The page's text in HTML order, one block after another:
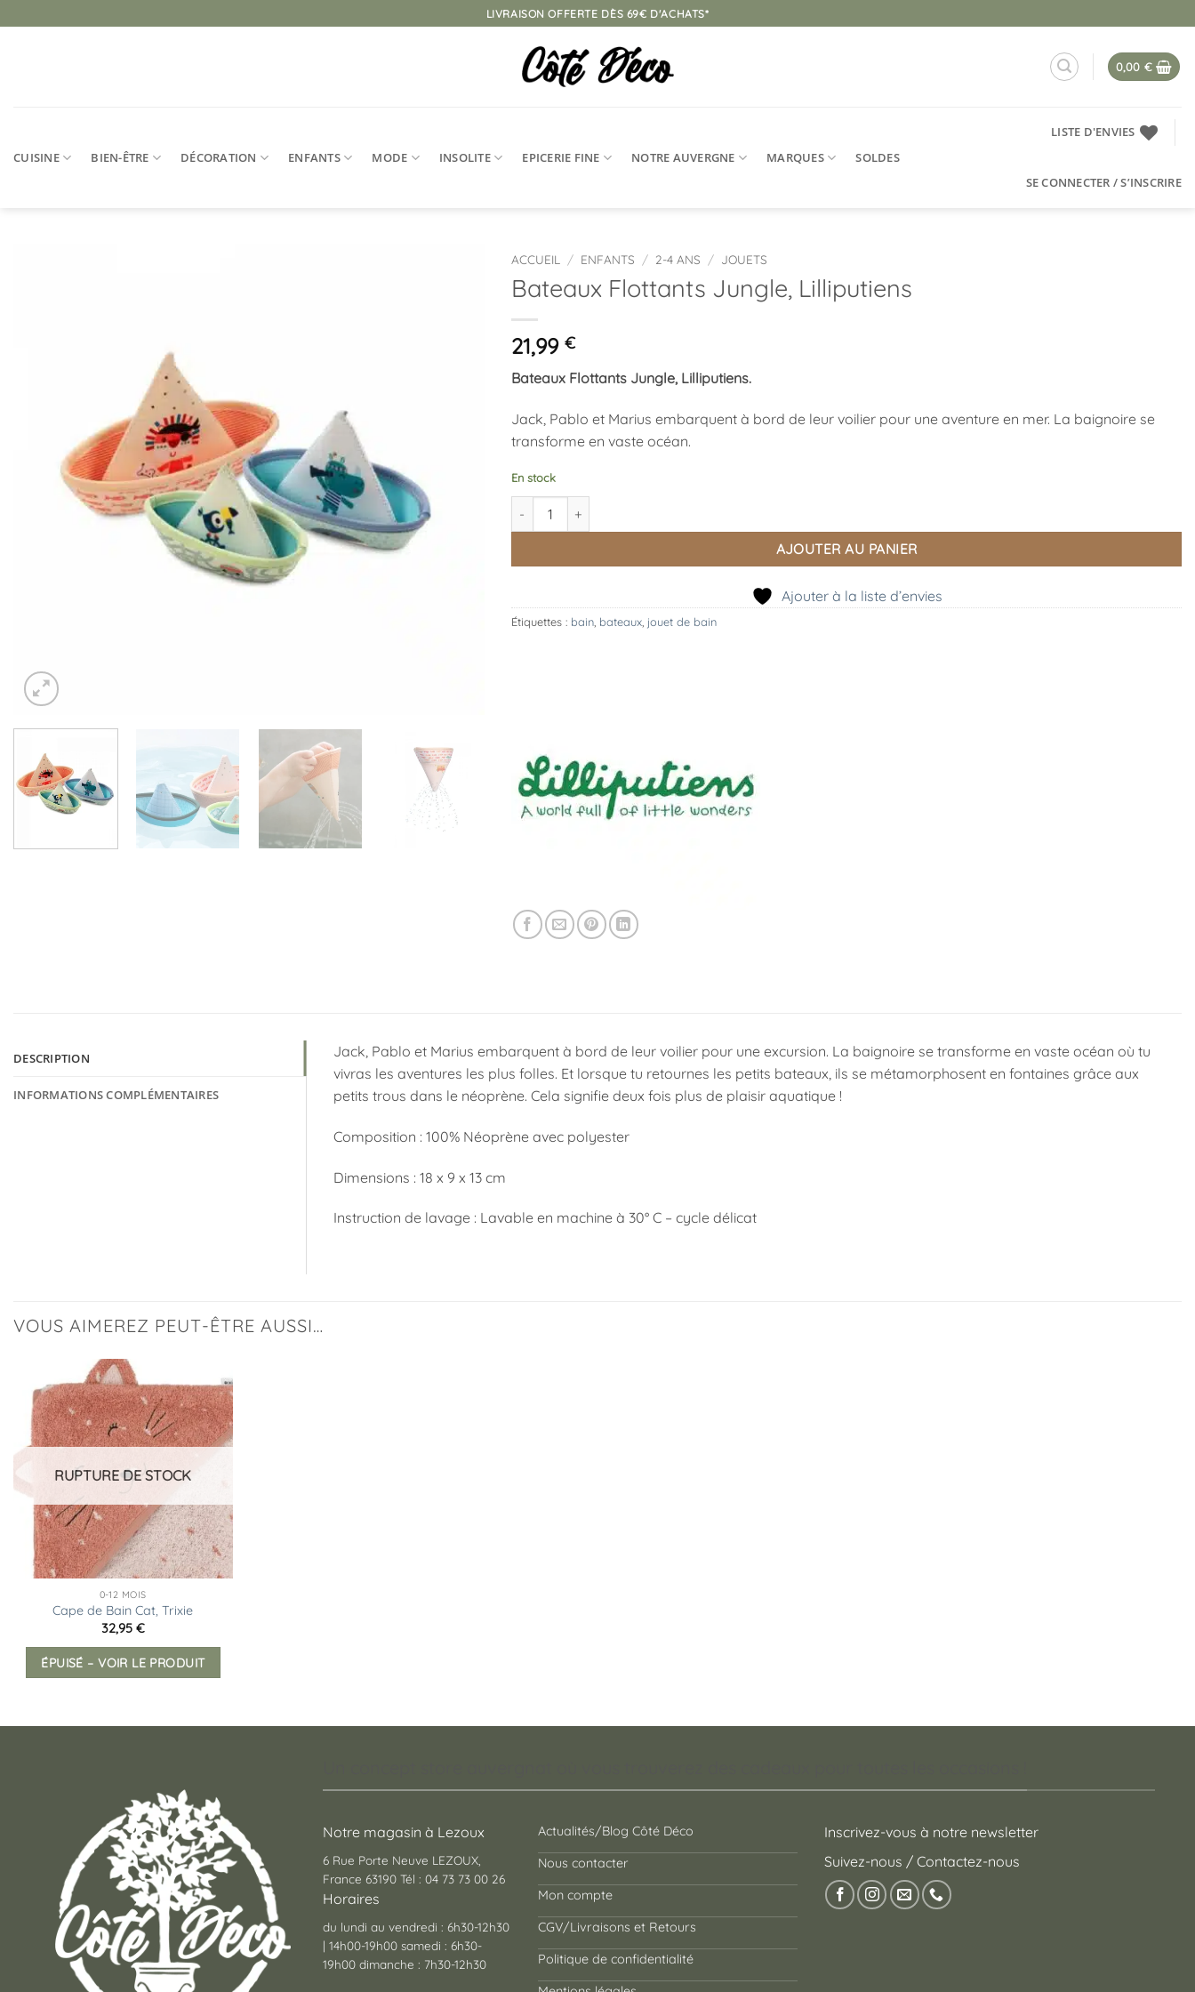
au
LIVRAISON OFFERTE DÈS 69€ D'ACHATS*
0,00 €
CUISINE BIEN-ÊTRE DÉCORATION ENFANTS MODE INSOLITE EPICERIE FINE NOTRE AUVERGNE MARQUES SOLDES
LISTE D'ENVIES
SE CONNECTER / S’INSCRIRE
ACCUEIL / ENFANTS / 2-4 ANS / JOUETS
Bateaux Flottants Jungle, Lilliputiens
21,99 €
Bateaux Flottants Jungle, Lilliputiens.
Jack, Pablo et Marius embarquent à bord de leur voilier pour une aventure en mer. La baignoire se
transforme en vaste océan.
En stock
quantité de Bateaux Flottants Jungle, Lilliputiens
AJOUTER AU PANIER
Ajouter à la liste d’envies
Étiquettes : bain bateaux jouet de bain
DESCRIPTION
INFORMATIONS COMPLÉMENTAIRES
Jack, Pablo et Marius embarquent à bord de leur voilier pour une excursion. La baignoire se transforme en vaste océan où tu
vivras les aventures les plus folles. Et lorsque tu retournes les petits bateaux, ils se métamorphosent en fontaines grâce aux
petits trous dans le néoprène. Cela signifie deux fois plus de plaisir aquatique !
Composition : 100% Néoprène avec polyester
Dimensions : 18 x 9 x 13 cm
Instruction de lavage : Lavable en machine à 30° C – cycle délicat
VOUS AIMEREZ PEUT-ÊTRE AUSSI…
Ajouter
à la
liste
d’envies
RUPTURE DE STOCK
0-12 MOIS
Cape de Bain Cat, Trixie
32,95 €
ÉPUISÉ – VOIR LE PRODUIT
Notre magasin à Lezoux
6 Rue Porte Neuve LEZOUX,
France 63190 Tél : 04 73 73 00 26
Horaires
du lundi au vendredi : 6h30-12h30
| 14h00-19h00 samedi : 6h30-
19h00 dimanche : 7h30-12h30
Actualités/Blog Côté Déco
Nous contacter
Mon compte
CGV/Livraisons et Retours
Politique de confidentialité
Inscrivez-vous à notre newsletter
Suivez-nous / Contactez-nous